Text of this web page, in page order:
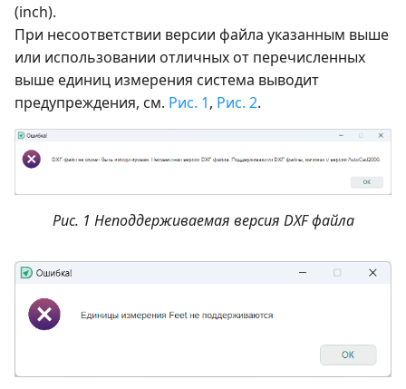
(inch).
При несоответствии версии файла указанным выше
или использовании отличных от перечисленных
выше единиц измерения система выводит
предупреждения, см. Рис. 1, Рис. 2.
Рис. 1 Неподдерживаемая версия DXF файла